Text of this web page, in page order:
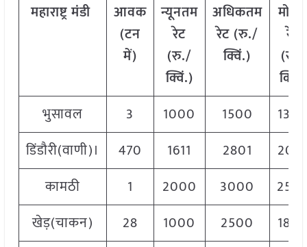
महाराष्ट्रमंडी
आवक
(टन
में)
न्यूनतम
रेट
(रु./
क्विं.)
अधिकतम
रेट (रु./
क्विं.)
रेट
(रु
क्विं
भुसावल
3 1000 1500
डिंडौरी(वाणी)।
470 1611 2801
कामठी
1 2000 3000
खेड़(चाकन)
28 1000 2500